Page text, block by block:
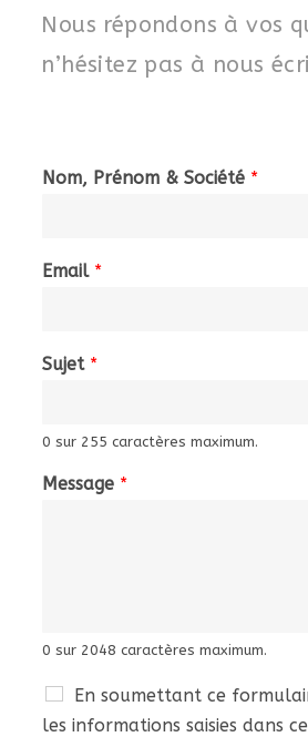
Nous répondons à vos
n’hésitez pas à nous
Nom, Prénom & Société *
Email *
Sujet *
0 sur 255 caractères maximum.
Message *
0 sur 2048 caractères maximum.
En soumettant ce
les informations saisies dans